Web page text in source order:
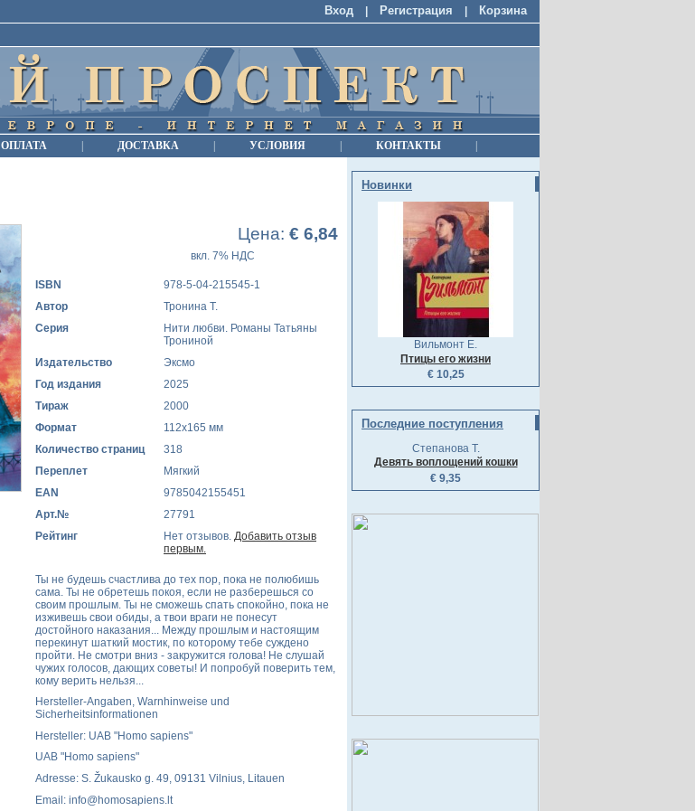
Вход Регистрация Корзина
ОПЛАТА ДОСТАВКА УСЛОВИЯ КОНТАКТЫ
Цена: € 6,84
вкл. 7% НДС
ISBN
978-5-04-215545-1
Автор
Тронина Т.
Серия
Нити любви. Романы Татьяны
Трониной
Издательство
Эксмо
Год издания
2025
Тираж
2000
Формат
112x165 мм
Количество страниц
318
Переплет
Мягкий
EAN
9785042155451
Арт.№
27791
Рейтинг
Нет отзывов. Добавить отзыв
первым.
Ты не будешь счастлива до тех пор, пока не полюбишь
сама. Ты не обретешь покоя, если не разберешься со
своим прошлым. Ты не сможешь спать спокойно, пока не
изживешь свои обиды, а твои враги не понесут
достойного наказания... Между прошлым и настоящим
перекинут шаткий мостик, по которому тебе суждено
пройти. Не смотри вниз - закружится голова! Не слушай
чужих голосов, дающих советы! И попробуй поверить тем,
кому верить нельзя...
Hersteller-Angaben, Warnhinweise und
Sicherheitsinformationen
Hersteller: UAB "Homo sapiens"
UAB "Homo sapiens"
Adresse: S. Žukausko g. 49, 09131 Vilnius, Litauen
Email: info@homosapiens.lt
Новинки
Вильмонт Е.
Птицы его жизни
€ 10,25
Последние поступления
Степанова Т.
Девять воплощений кошки
€ 9,35